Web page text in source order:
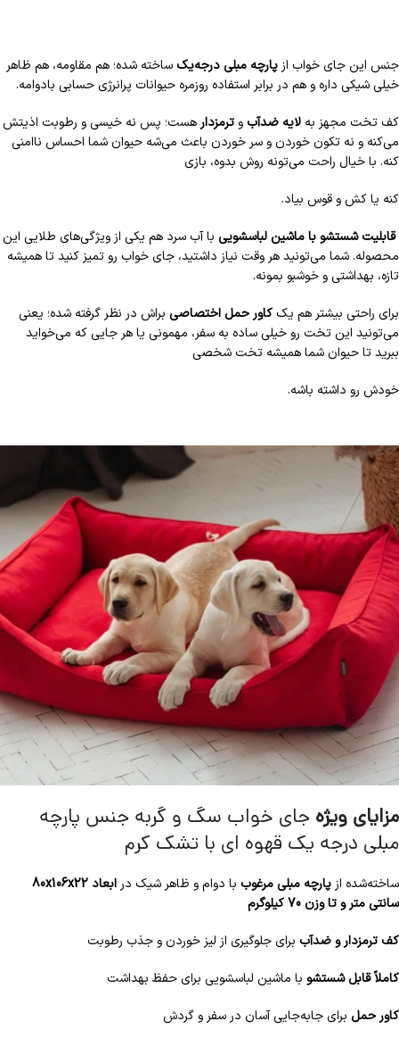
جنس این جای خواب ازپارچه مبلی درجه‌یک ساخته شده؛ هم مقاومه، هم ظاهر
خیلی شیکی داره و هم در برابر استفاده روزمره حیوانات پرانرژی حسابی بادوامه.
کف تخت مجهز به لایه ضد‌آب وترمزدارهست؛ پس نه خیسی و رطوبت اذیتش
می‌کنه و نه تکون خوردن و سر خوردن باعث می‌شه حیوان شما احساس ناامنی
کنه. با خیال راحت می‌تونه روش بدوه، بازی
کنه یا کش و قوس بیاد.
قابلیت شستشو با ماشین لباسشویی با آب سرد هم یکی از ویژگی‌های طلایی این
محصوله. شما می‌تونید هر وقت نیاز داشتید، جای خواب رو تمیز کنید تا همیشه
تازه، بهداشتی و خوشبو بمونه.
برای راحتی بیشتر هم یک کاور حمل اختصاصی براش در نظر گرفته شده؛ یعنی
می‌تونید این تخت رو خیلی ساده به سفر، مهمونی یا هر جایی که می‌خواید
ببرید تا حیوان شما همیشه تخت شخصی
خودش رو داشته باشه.
مزایای ویژه جای خواب سگ و گربه جنس پارچه
مبلی درجه یک قهوه ای با تشک کرم
ساخته‌شده از پارچه مبلی مرغوب با دوام و ظاهر شیک در
ابعاد 80x106x22
سانتی متر و تا وزن 70 کیلوگرم
کف ترمزدار و ضدآب برای جلوگیری از لیز خوردن و جذب رطوبت
کاملاً قابل شستشو با ماشین لباسشویی برای حفظ بهداشت
کاور حمل برای جابه‌جایی آسان در سفر و گردش